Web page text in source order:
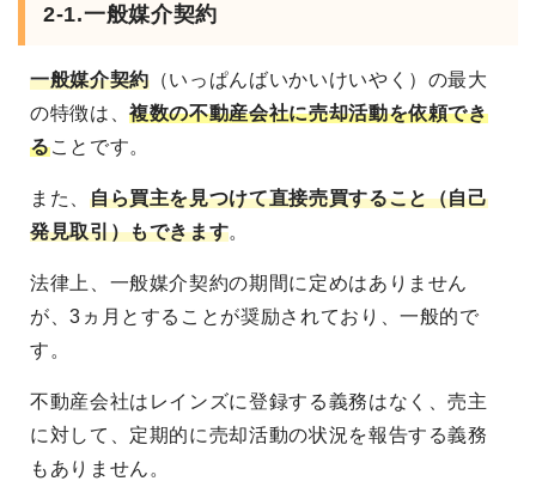
2-1.一般媒介契約
一般媒介契約（いっぱんばいかいけいやく）の最大
の特徴は、複数の不動産会社に売却活動を依頼でき
ることです。
また、 自ら買主を見つけて直接売買すること（自己
発見取引）もできます。
法律上、一般媒介契約の期間に定めはありません
が、3ヵ月とすることが奨励されており、一般的で
す。
不動産会社はレインズに登録する義務はなく、売主
に対して、定期的に売却活動の状況を報告する義務
もありません。